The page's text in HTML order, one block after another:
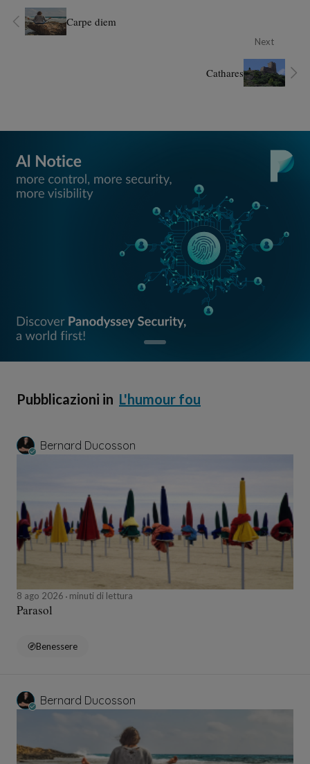
Carpe diem
Next
Cathares
Pubblicazioni in L'humour fou
Bernard Ducosson
8 ago 2026 minuti di lettura
Parasol
Benessere
Bernard Ducosson